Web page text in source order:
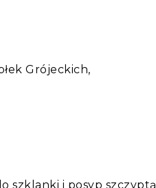
Grójeckich,
szklanki i posyp szczyptą